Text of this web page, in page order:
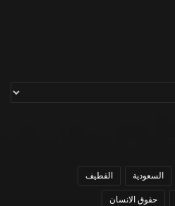
السعودية القطيف
حقوق الانسان